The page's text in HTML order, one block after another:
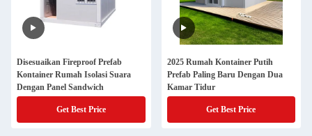
Disesuaikan Fireproof Prefab
Kontainer Rumah Isolasi Suara
Dengan Panel Sandwich
Get Best Price
2025 Rumah Kontainer Putih
Prefab Paling Baru Dengan Dua
Kamar Tidur
Get Best Price